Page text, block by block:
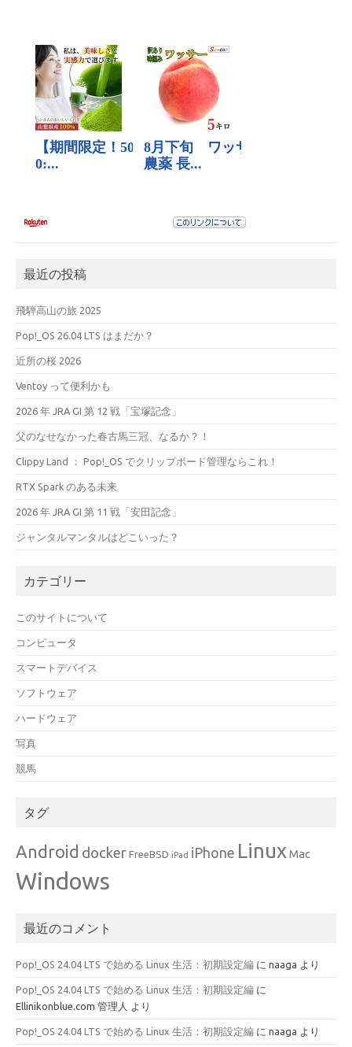
最近の投稿
飛騨高山の旅 2025
Pop!_OS 26.04 LTS はまだか？
近所の桜 2026
Ventoy って便利かも
2026 年 JRA GI 第 12 戦「宝塚記念」
父のなせなかった春古馬三冠、なるか？！
Clippy Land ： Pop!_OS でクリップボード管理ならこれ！
RTX Spark のある未来
2026 年 JRA GI 第 11 戦「安田記念」
ジャンタルマンタルはどこいった？
カテゴリー
このサイトについて
コンピュータ
スマートデバイス
ソフトウェア
ハードウェア
写真
競馬
タグ
Android docker FreeBSD iPad iPhone Linux Mac
Windows
最近のコメント
Pop!_OS 24.04 LTS で始める Linux 生活：初期設定編 に naaga より
Pop!_OS 24.04 LTS で始める Linux 生活：初期設定編 に
Ellinikonblue.com 管理人
より
Pop!_OS 24.04 LTS で始める Linux 生活：初期設定編 に naaga より